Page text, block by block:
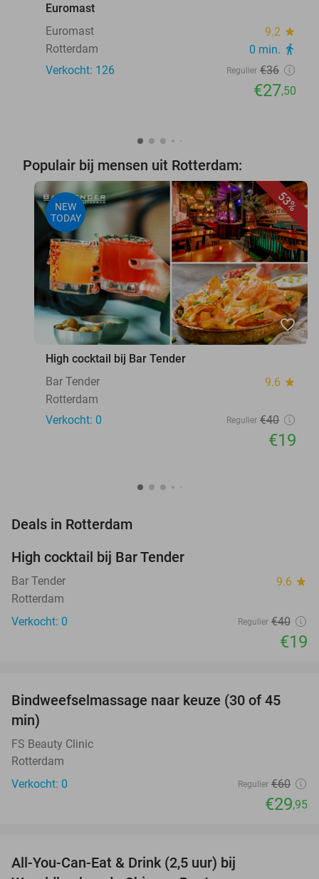
Euromast
Euromast
9.2 star
Rotterdam 0 min. directions_walk
Verkocht: 126 Regulier €36
€27,50
Populair bij mensen uit Rotterdam:
53%
NEW
TODAY
favorite_border
High cocktail bij Bar Tender
Bar Tender
9.6 star
Rotterdam
Verkocht: 0
Regulier €40
€19
Deals in Rotterdam
TODAY
High cocktail bij Bar Tender
Bar Tender 9.6 star
Rotterdam
Verkocht: 0
Regulier €40
€19
50%
TODAY
Bindweefselmassage naar keuze (30 of 45
min)
FS Beauty Clinic
Rotterdam
Verkocht: 0
Regulier €60
€29,95
All-You-Can-Eat & Drink (2,5 uur) bij